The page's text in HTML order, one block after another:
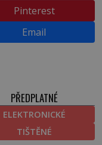
Pinterest
Email
PŘEDPLATNÉ
ELEKTRONICKÉ
TIŠTĚNÉ